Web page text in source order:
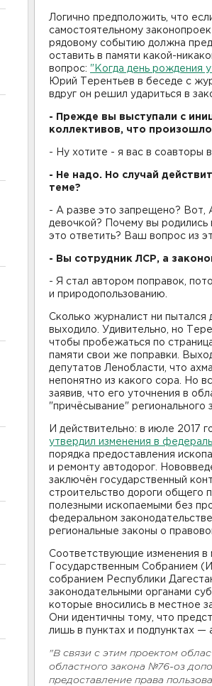
Логично предположить, что
самостоятельному
рядовому событию должна
оставить в памяти какой-
вопрос: "Когда день рождения
Юрий Терентьев в беседе с
вдруг он решил удариться в
- Прежде вы выступали с
коллективов, что
- Ну хотите - я вас в соавторы
- Не надо. Но случай
теме?
- А разве это запрещено? Вот,
девочкой? Почему вы
это ответить? Ваш вопрос из
- Вы сотрудник ЛСР, а
- Я стал автором поправок,
и природопользованию.
Сколько журналист ни пытался
выходило. Удивительно, но
чтобы пробежаться по
памяти свои же поправки.
депутатов Ленобласти, что
непонятно из какого сора. Но
заявив, что его уточнения в
"причёсывание" регионального
И действительно: в июле 2017
утвердил изменения в
порядка предоставления
и ремонту автодорог.
заключён государственный
строительство дороги общего
полезными ископаемыми без
федеральном
региональные законы о
Соответствующие изменения
Государственным Собранием
собранием Республики
законодательными органами
которые вносились в местное
Они идентичны тому, что
лишь в пунктах и подпунктах —
"В связи с этим проектом
областного закона №76-оз
предоставление права